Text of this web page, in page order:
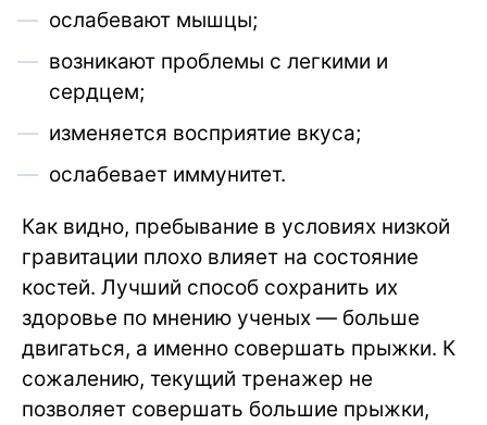
ослабевают мышцы;
возникают проблемы с легкими и
сердцем;
изменяется восприятие вкуса;
ослабевает иммунитет.
Как видно, пребывание в условиях низкой
гравитации плохо влияет на состояние
костей. Лучший способ сохранить их
здоровье по мнению ученых — больше
двигаться, а именно совершать прыжки. К
сожалению, текущий тренажер не
позволяет совершать большие прыжки,